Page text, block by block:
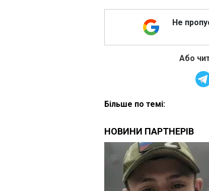
Не
Або
Більше по темі: